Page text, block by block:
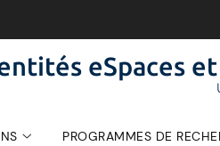
eSpaces
PROGRAMMES DE